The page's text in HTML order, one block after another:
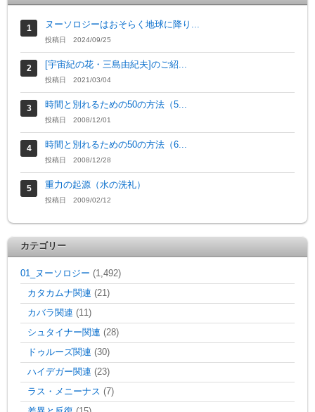
ヌーソロジーはおそらく地球に降り...
投稿日 2024/09/25
[宇宙紀の花・三島由紀夫]のご紹...
投稿日 2021/03/04
時間と別れるための50の方法（5...
投稿日 2008/12/01
時間と別れるための50の方法（6...
投稿日 2008/12/28
重力の起源（水の洗礼）
投稿日 2009/02/12
カテゴリー
01_ヌーソロジー (1,492)
カタカムナ関連 (21)
カバラ関連 (11)
シュタイナー関連 (28)
ドゥルーズ関連 (30)
ハイデガー関連 (23)
ラス・メニーナス (7)